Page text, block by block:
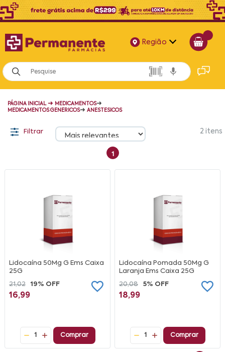
Região
Alagoas
Bahia
Pernambuco
PÁGINA INICIAL ➜ MEDICAMENTOS➜
MEDICAMENTOS GENERICOS➜ ANESTESICOS
Filtrar 2 itens
1
Lidocaína 50Mg G Ems Caixa
25G
21,02
19% OFF
16,99
1 Comprar
Lidocaína Pomada 50Mg G
Laranja Ems Caixa 25G
20,08
5% OFF
18,99
1 Comprar